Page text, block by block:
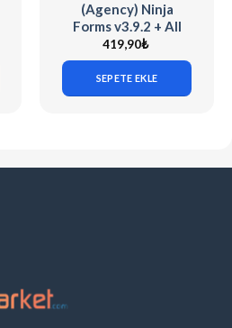
(Agency) Ninja
Forms v3.9.2 + All
Addons Pack
419,90₺
SEPETE EKLE